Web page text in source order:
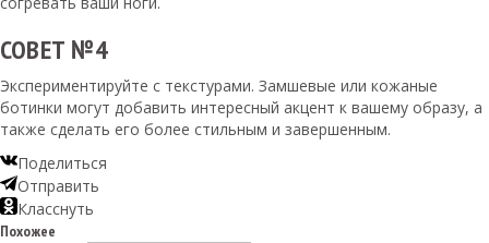
СОВЕТ №4
Экспериментируйте с текстурами. Замшевые или кожаные
ботинки могут добавить интересный акцент к вашему образу, а
также сделать его более стильным и завершенным.
Поделиться
Отправить
Класснуть
Похожее